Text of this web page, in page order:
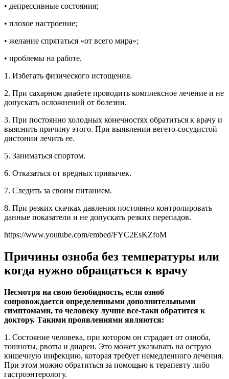
• депрессивные состояния;
• плохое настроение;
• желание спрятаться «от всего мира»;
• проблемы на работе.
1. Избегать физического истощения.
2. При сахарном диабете проводить комплексное лечение и не
допускать осложнений от болезни.
3. При постоянно холодных конечностях обратиться к врачу и
выяснить причину этого. При выявлении вегето-сосудистой
дистонии лечить ее.
5. Заниматься спортом.
6. Отказаться от вредных привычек.
7. Следить за своим питанием.
8. При резких скачках давления постоянно контролировать
данные показатели и не допускать резких перепадов.
https://www.youtube.com/embed/FYC2EsKZfoM
Причины озноба без температуры или
когда нужно обращаться к врачу
Несмотря на свою безобидность, если озноб
сопровождается определенными дополнительными
симптомами, то человеку лучше все-таки обратится к
доктору. Такими проявлениями являются:
1. Состояние человека, при котором он страдает от озноба,
тошноты, рвоты и диареи. Это может указывать на острую
кишечную инфекцию, которая требует немедленного лечения.
При этом можно обратиться за помощью к терапевту либо
гастроэнтерологу.